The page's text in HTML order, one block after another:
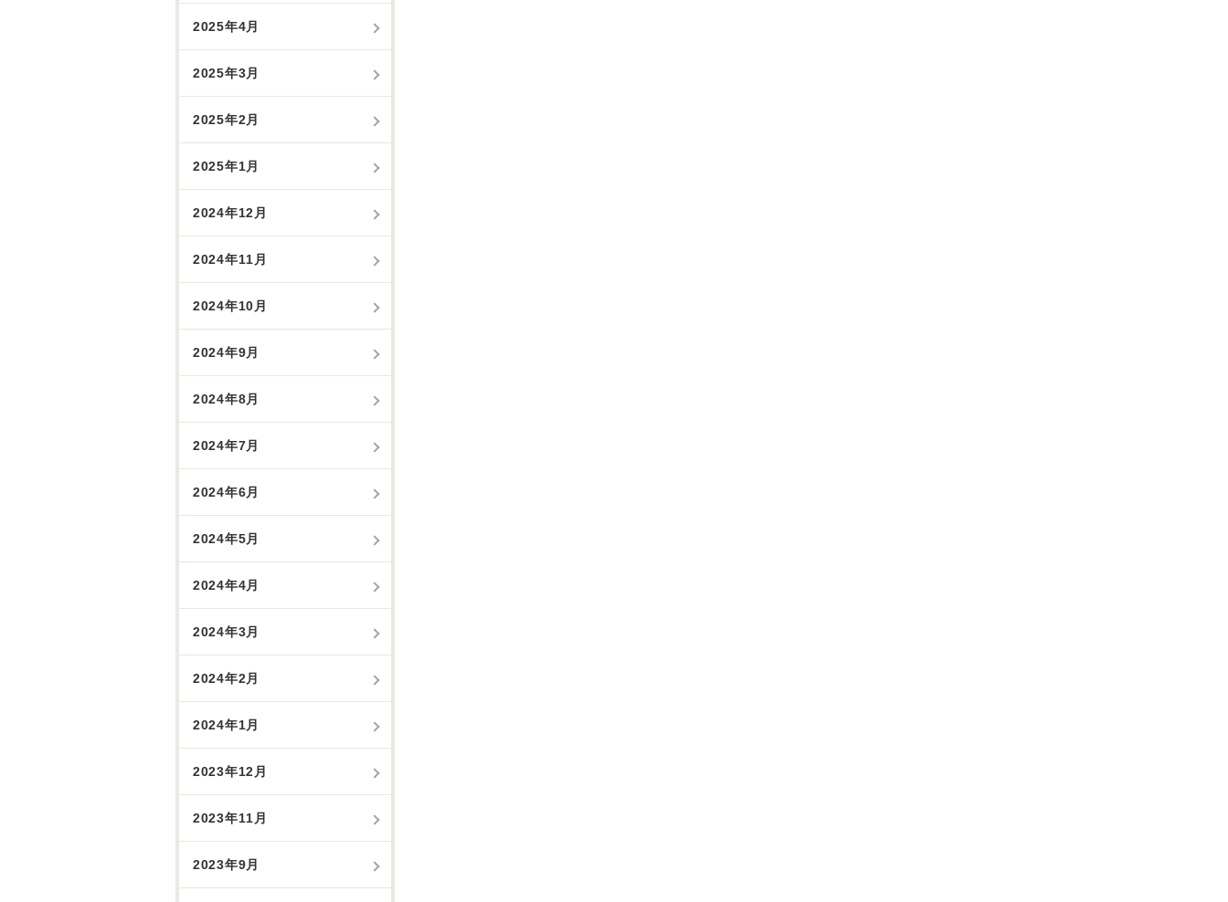
2025年4月
2025年3月
2025年2月
2025年1月
2024年12月
2024年11月
2024年10月
2024年9月
2024年8月
2024年7月
2024年6月
2024年5月
2024年4月
2024年3月
2024年2月
2024年1月
2023年12月
2023年11月
2023年9月